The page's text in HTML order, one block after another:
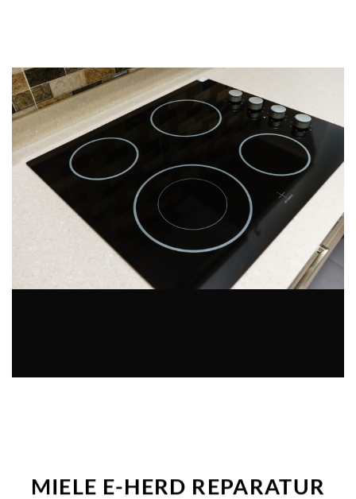
E-Herd Reparaturen vom Fachmann mit 36 Monaten